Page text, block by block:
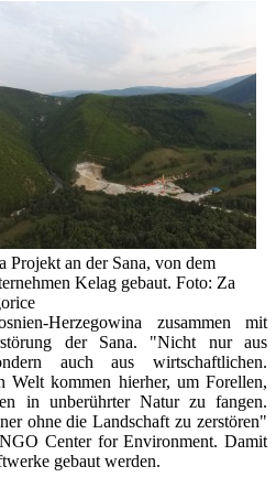
Projekt an der Sana, von dem
Kelag gebaut. Foto: Za
Herzegowina zusammen mit
der Sana. "Nicht nur aus
auch aus wirtschaftlichen.
Welt kommen hierher, um Forellen,
in unberührter Natur zu fangen.
ohne die Landschaft zu zerstören"
Center for Environment. Damit
gebaut werden.